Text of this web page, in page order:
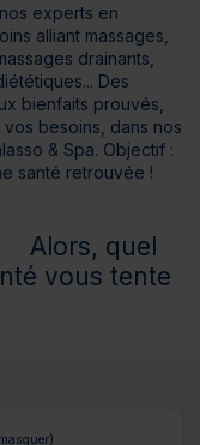
experts en
alliant massages,
drainants,
Des
bienfaits prouvés,
besoins, dans nos
& Spa. Objectif :
santé retrouvée !
vous tente